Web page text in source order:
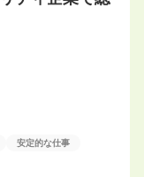
安定的な仕事